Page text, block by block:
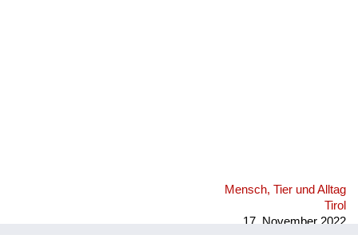
Mensch, Tier und Alltag
Tirol
17. November 2022